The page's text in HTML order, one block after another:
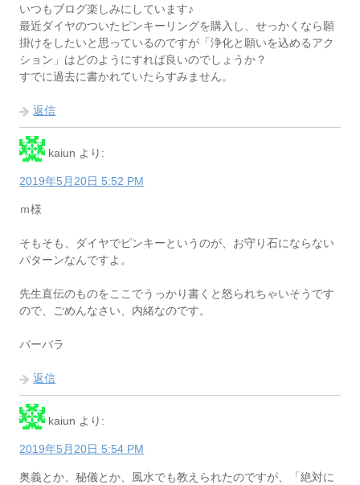
いつもブログ楽しみにしています♪
最近ダイヤのついたピンキーリングを購入し、せっかくなら願
掛けをしたいと思っているのですが「浄化と願いを込めるアク
ション」はどのようにすれば良いのでしょうか？
すでに過去に書かれていたらすみません。
返信
kaiun より:
2019年5月20日 5:52 PM
ｍ様
そもそも、ダイヤでピンキーというのが、お守り石にならない
パターンなんですよ。
先生直伝のものをここでうっかり書くと怒られちゃいそうです
ので、ごめんなさい、内緒なのです。
バーバラ
返信
kaiun より:
2019年5月20日 5:54 PM
奥義とか、秘儀とか、風水でも教えられたのですが、「絶対に